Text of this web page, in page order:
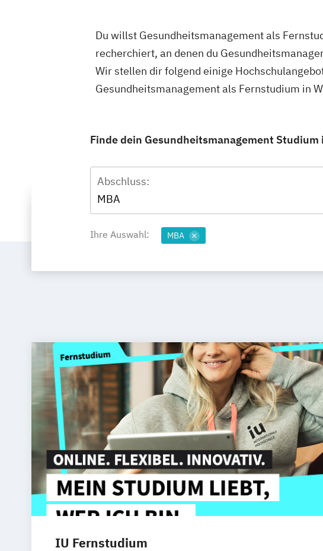
Du willst Gesundheitsmanagement als
recherchiert, an denen du
Wir stellen dir folgend einige
Gesundheitsmanagement als Fernstudium in
Finde dein Gesundheitsmanagement
Abschluss:
MBA
Ihre Auswahl: MBA
IU Fernstudium